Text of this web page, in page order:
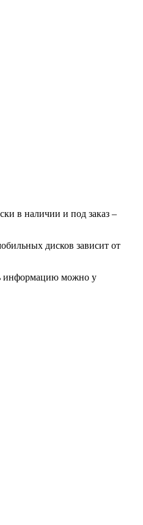
в наличии и под заказ –
дисков зависит от
информацию можно у